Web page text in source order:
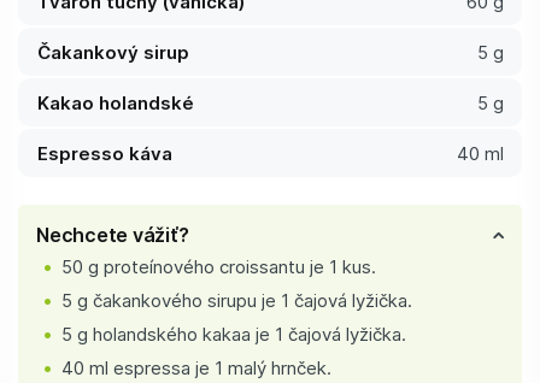
Čakankový sirup 5 g
Kakao holandské 5 g
Espresso káva 40 ml
Nechcete vážiť?
50 g proteínového croissantu je 1 kus.
5 g čakankového sirupu je 1 čajová lyžička.
5 g holandského kakaa je 1 čajová lyžička.
40 ml espressa je 1 malý hrnček.